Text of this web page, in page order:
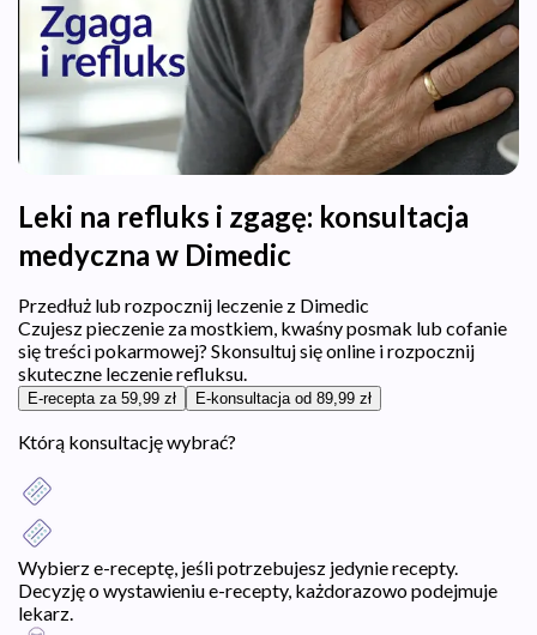
Leki na refluks i zgagę: konsultacja
medyczna w Dimedic
Przedłuż lub rozpocznij leczenie z Dimedic
Czujesz pieczenie za mostkiem, kwaśny posmak lub cofanie
się treści pokarmowej? Skonsultuj się online i rozpocznij
skuteczne leczenie refluksu.
E-recepta za 59,99 zł E-konsultacja od 89,99 zł
Którą konsultację wybrać?
Wybierz e-receptę, jeśli potrzebujesz jedynie recepty.
Decyzję o wystawieniu e-recepty, każdorazowo podejmuje
lekarz.